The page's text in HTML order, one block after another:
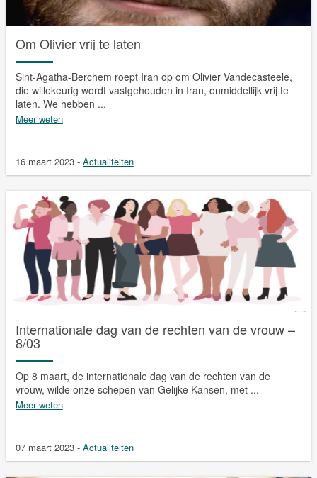
Om Olivier vrij te laten
Sint-Agatha-Berchem roept Iran op om Olivier Vandecasteele,
die willekeurig wordt vastgehouden in Iran, onmiddellijk vrij te
laten. We hebben ...
Meer weten
16 maart 2023 - Actualiteiten
Internationale dag van de rechten van de vrouw –
8/03
Op 8 maart, de internationale dag van de rechten van de
vrouw, wilde onze schepen van Gelijke Kansen, met ...
Meer weten
07 maart 2023 - Actualiteiten